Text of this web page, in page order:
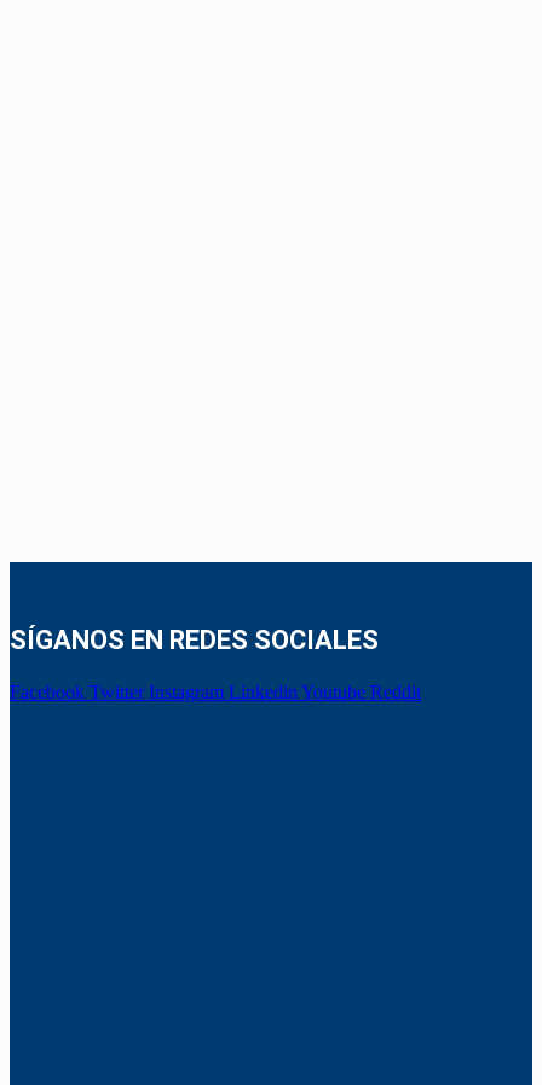
SÍGANOS EN REDES SOCIALES
Facebook Twitter Instagram Linkedin Youtube Reddit